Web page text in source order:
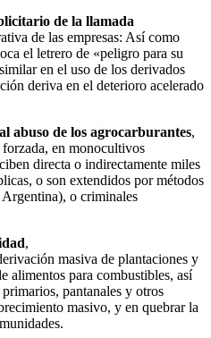
de la llamada
de las empresas: Así como
el letrero de «peligro para su
en el uso de los derivados
deriva en el deterioro acelerado
abuso de los agrocarburantes,
en monocultivos
directa o indirectamente miles
o son extendidos por métodos
o criminales
,
masiva de plantaciones y
alimentos para combustibles, así
pantanales y otros
masivo, y en quebrar la